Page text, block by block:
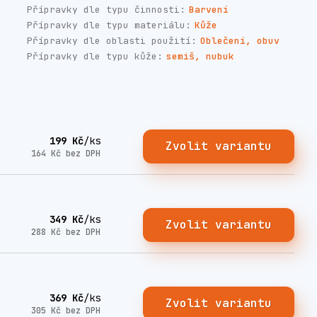
Přípravky dle typu činnosti: Barvení
Přípravky dle typu materiálu: Kůže
Přípravky dle oblasti použití: Oblečení, obuv
Přípravky dle typu kůže: semiš, nubuk
199 Kč/ks
164 Kč bez DPH Zvolit variantu
349 Kč/ks
288 Kč bez DPH Zvolit variantu
369 Kč/ks
305 Kč bez DPH Zvolit variantu